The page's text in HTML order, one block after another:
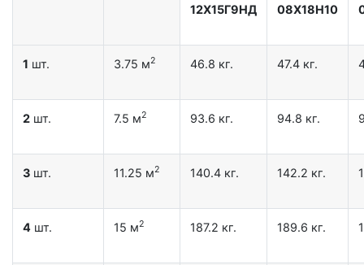
12X15Г9НД
08Х18Н10
1 шт. 3.75 м2 46.8 кг. 47.4 кг.
2 шт. 7.5 м2 93.6 кг. 94.8 кг.
3 шт. 11.25 м2 140.4 кг. 142.2 кг.
4 шт. 15 м2 187.2 кг. 189.6 кг.